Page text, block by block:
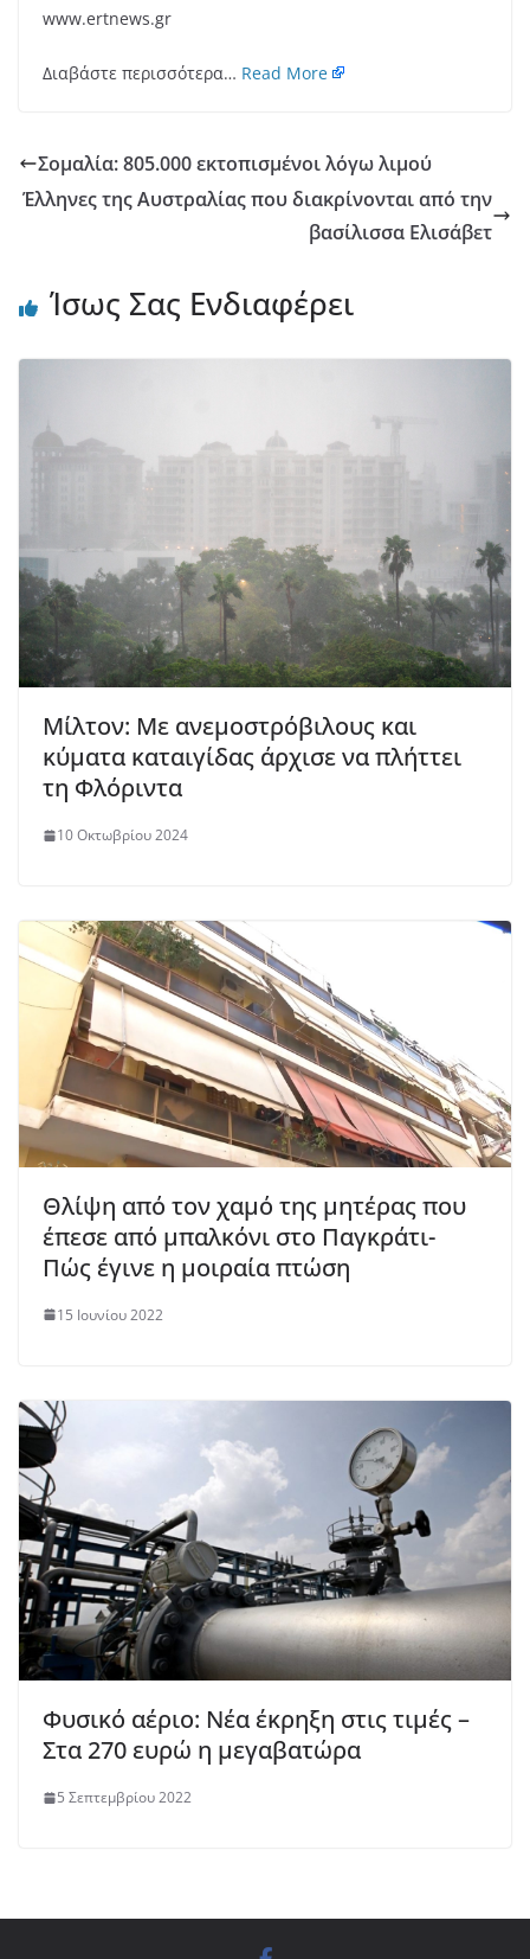
www.ertnews.gr
Διαβάστε περισσότερα… Read More
Σομαλία: 805.000 εκτοπισμένοι λόγω λιμού
Έλληνες της Αυστραλίας που διακρίνονται από την
βασίλισσα Ελισάβετ
Ίσως Σας Ενδιαφέρει
Μίλτον: Με ανεμοστρόβιλους και
κύματα καταιγίδας άρχισε να πλήττει
τη Φλόριντα
10 Οκτωβρίου 2024
Θλίψη από τον χαμό της μητέρας που
έπεσε από μπαλκόνι στο Παγκράτι-
Πώς έγινε η μοιραία πτώση
15 Ιουνίου 2022
Φυσικό αέριο: Νέα έκρηξη στις τιμές –
Στα 270 ευρώ η μεγαβατώρα
5 Σεπτεμβρίου 2022